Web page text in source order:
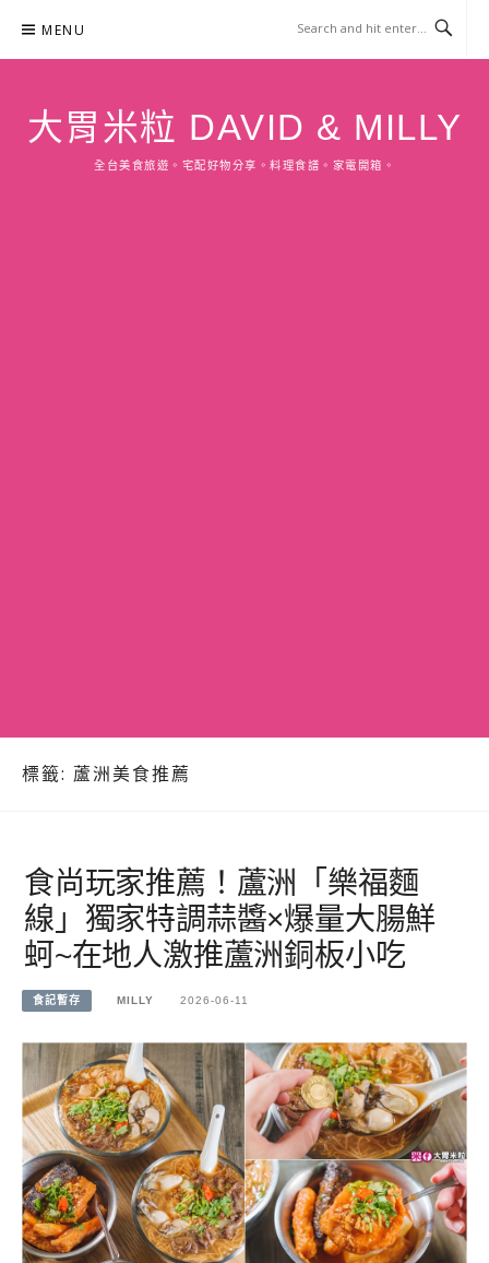
content
MENU
大胃米粒 DAVID & MILLY
全台美食旅遊。宅配好物分享。料理食譜。家電開箱。
標籤: 蘆洲美食推薦
食尚玩家推薦！蘆洲「樂福麵
線」獨家特調蒜醬×爆量大腸鮮
蚵~在地人激推蘆洲銅板小吃
食記暫存 MILLY 2026-06-11